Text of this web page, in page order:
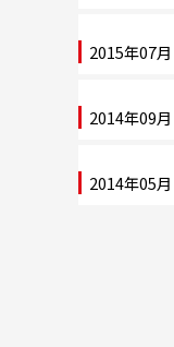
2015年07月
2014年09月
2014年05月